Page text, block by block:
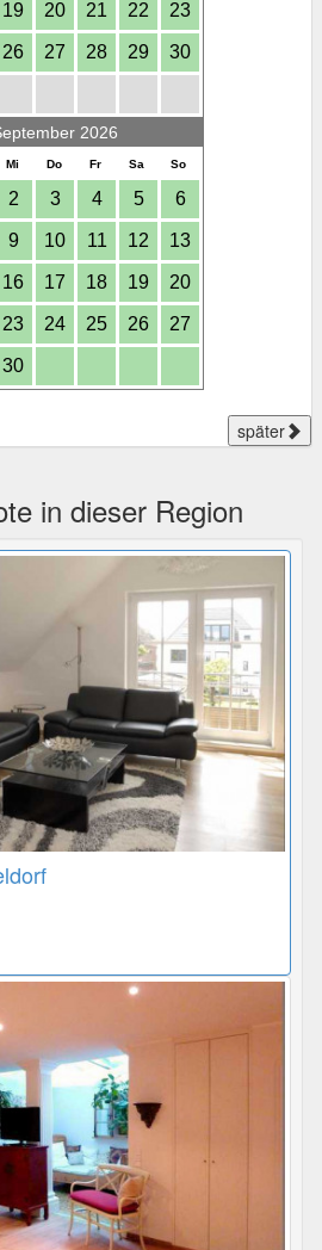
19 20 21 22 23
26 27 28 29 30
2026
Mi Do Fr Sa So
2 3 4 5 6
9 10 11 12 13
16 17 18 19 20
23 24 25 26 27
30
später
in dieser Region